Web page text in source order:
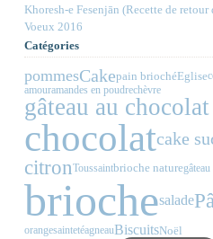
Khoresh-e Fesenjān (Recette de retour
Voeux 2016
Catégories
pommesCakepain briochéEglise
amouramandes en poudrechèvre
gâteau au chocolat
chocolatcake
citronToussaintbrioche nature
briochesalade
orangesaintetéagneauBiscuitsNoël